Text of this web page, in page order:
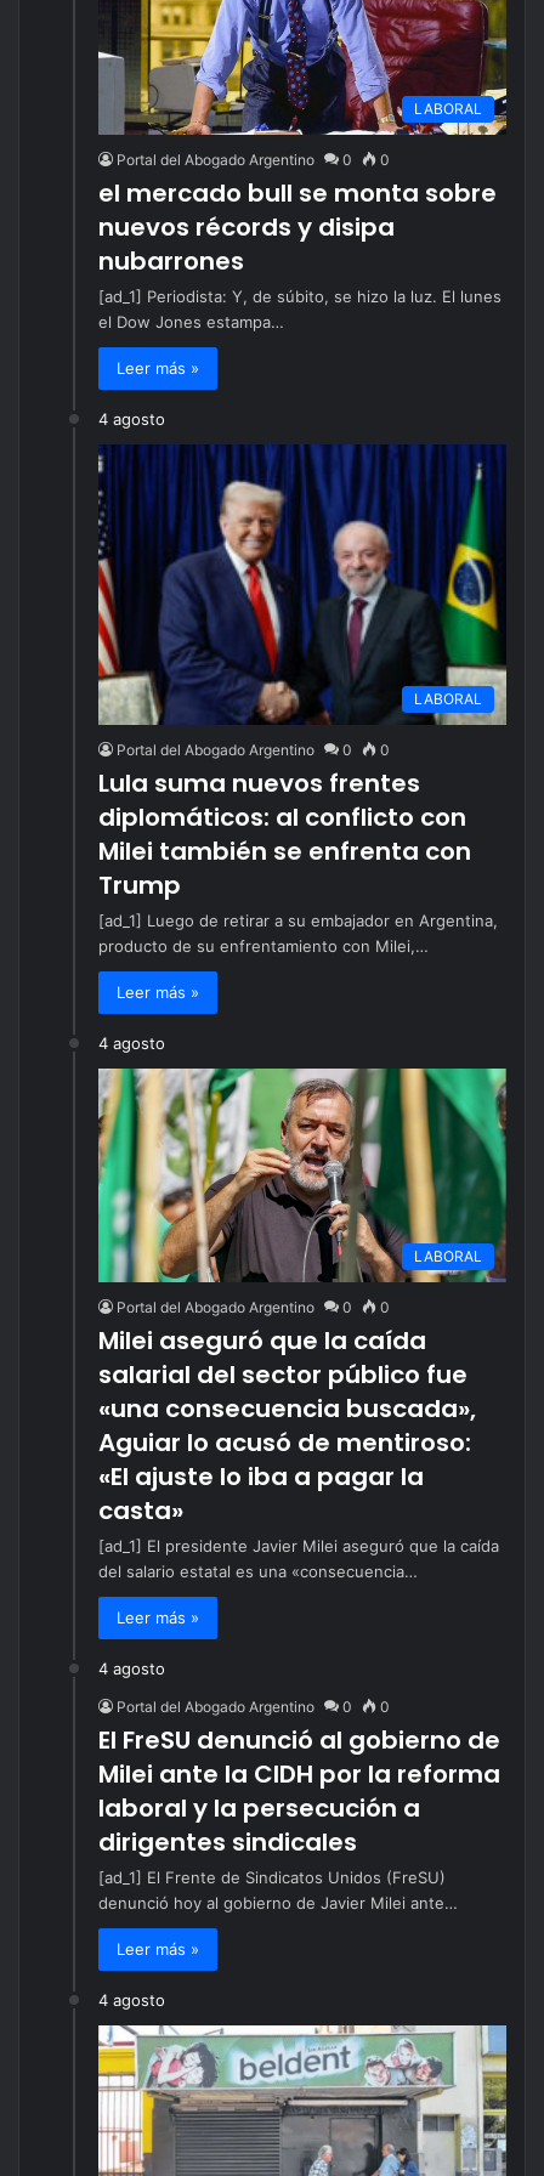
LABORAL
Portal del Abogado Argentino 0 0
el mercado bull se monta sobre
nuevos récords y disipa
nubarrones
[ad_1] Periodista: Y, de súbito, se hizo la luz. El lunes
el Dow Jones estampa…
Leer más »
4 agosto
LABORAL
Portal del Abogado Argentino 0 0
Lula suma nuevos frentes
diplomáticos: al conflicto con
Milei también se enfrenta con
Trump
[ad_1] Luego de retirar a su embajador en Argentina,
producto de su enfrentamiento con Milei,…
Leer más »
4 agosto
LABORAL
Portal del Abogado Argentino 0 0
Milei aseguró que la caída
salarial del sector público fue
«una consecuencia buscada»,
Aguiar lo acusó de mentiroso:
«El ajuste lo iba a pagar la
casta»
[ad_1] El presidente Javier Milei aseguró que la caída
del salario estatal es una «consecuencia…
Leer más »
4 agosto
Portal del Abogado Argentino 0 0
El FreSU denunció al gobierno de
Milei ante la CIDH por la reforma
laboral y la persecución a
dirigentes sindicales
[ad_1] El Frente de Sindicatos Unidos (FreSU)
denunció hoy al gobierno de Javier Milei ante…
Leer más »
4 agosto